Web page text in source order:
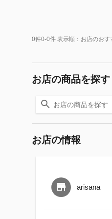
0件0-0件 表示順： お店のおす
お店の商品を探す
お店の情報
arisana